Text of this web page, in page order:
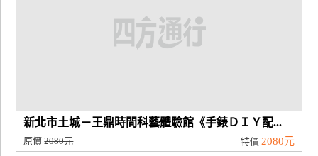
新北市土城－王鼎時間科藝體驗館《手錶ＤＩＹ配...
原價2080元 特價 2080元